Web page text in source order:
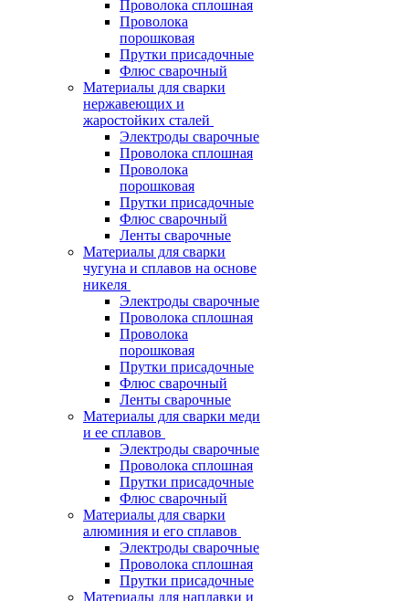
Проволока сплошная
Проволока
порошковая
Прутки присадочные
Флюс сварочный
Материалы для сварки
нержавеющих и
жаростойких сталей
Электроды сварочные
Проволока сплошная
Проволока
порошковая
Прутки присадочные
Флюс сварочный
Ленты сварочные
Материалы для сварки
чугуна и сплавов на основе
никеля
Электроды сварочные
Проволока сплошная
Проволока
порошковая
Прутки присадочные
Флюс сварочный
Ленты сварочные
Материалы для сварки меди
и ее сплавов
Электроды сварочные
Проволока сплошная
Прутки присадочные
Флюс сварочный
Материалы для сварки
алюминия и его сплавов
Электроды сварочные
Проволока сплошная
Прутки присадочные
Материалы для наплавки и